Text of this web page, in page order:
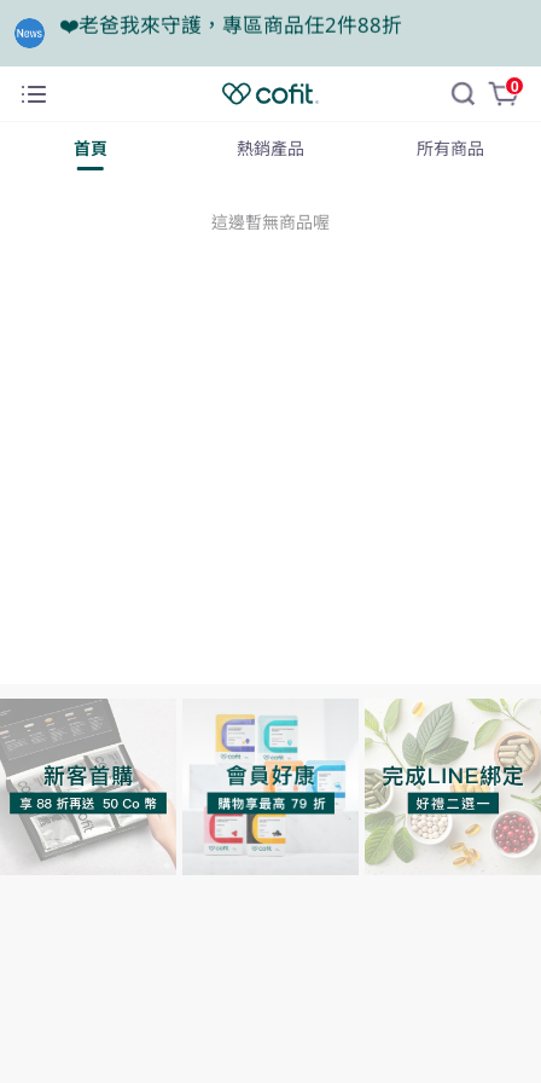
🦐餐前1分鐘輕鬆吃美食，甲殼素66折起
0
首頁 熱銷產品 所有商品
這邊暫無商品喔